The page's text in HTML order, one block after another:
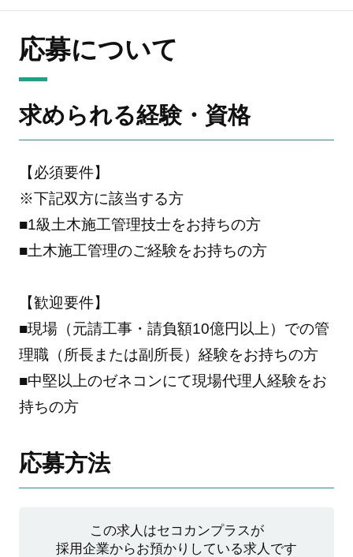
応募について
求められる経験・資格
【必須要件】
※下記双方に該当する方
■1級土木施工管理技士をお持ちの方
■土木施工管理のご経験をお持ちの方
【歓迎要件】
■現場（元請工事・請負額10億円以上）での管
理職（所長または副所長）経験をお持ちの方
■中堅以上のゼネコンにて現場代理人経験をお
持ちの方
応募方法
この求人はセコカンプラスが
採用企業からお預かりしている求人です